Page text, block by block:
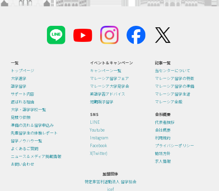
一覧
トップページ
大学進学
語学留学
サポート内容
選ばれる理由
大学・語学学校一覧
見積り依頼
準備の流れ＆留学申込み
先輩留学生の体験レポート
留学ノウハウ一覧
よくあるご質問
ニュース＆メディア掲載情報
お問い合わせ
イベント＆キャンペーン
キャンペーン一覧
マレーシア留学フェア
マレーシア大学見学会
英語学習アドバイス
短期親子留学
記事一覧
当センターについて
マレーシア留学の特徴
マレーシア留学の準備
マレーシア留学生活
マレーシア全般
SNS
LINE
Youtube
Instagram
Facebook
X(Twitter)
会社概要
代表者挨拶
会社概要
利用規約
プライバシーポリシー
勧誘方針
求人情報
加盟団体
特定非営利活動法人 留学協会
icef